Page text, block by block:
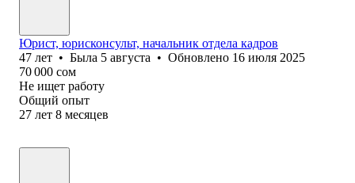
Юрист, юрисконсульт, начальник отдела кадров
47 лет • Была 5 августа • Обновлено 16 июля 2025
70 000 сом
Не ищет работу
Общий опыт
27 лет 8 месяцев